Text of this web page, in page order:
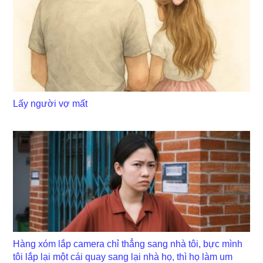
Lấy người vợ mất
Hàng xóm lắp camera chỉ thẳng sang nhà tôi, bực mình
tôi lắp lại một cái quay sang lại nhà họ, thì họ làm um